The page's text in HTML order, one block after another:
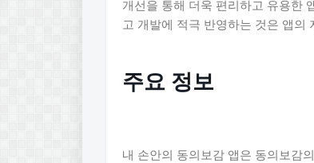
개선을 통해 더욱 편리하고 유용한
고 개발에 적극 반영하는 것은 앱의
주요 정보
내 손안의 동의보감 앱은 동의보감